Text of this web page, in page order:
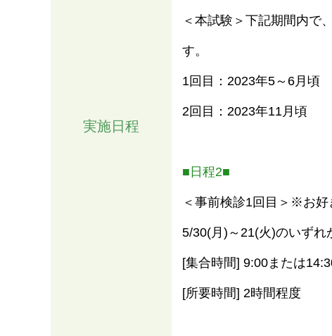
実施日程
＜本試験＞下記期間内で
す。
1回目：2023年5～6月頃
2回目：2023年11月頃
■日程2■
＜事前検診1回目＞※お
5/30(月)～21(火)のいず
[集合時間] 9:00または
[所要時間] 2時間程度